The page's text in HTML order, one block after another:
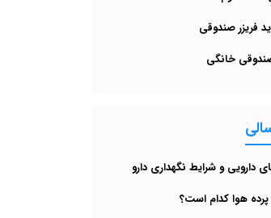
فریزر صندوقی
خانگی
دارویی و شرایط نگهداری دارو
هوا کدام است؟